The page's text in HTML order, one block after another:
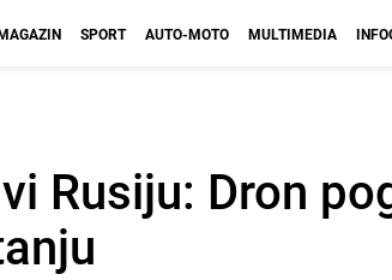
SPORT AUTO-MOTO MULTIMEDIA
Rusiju: Dron